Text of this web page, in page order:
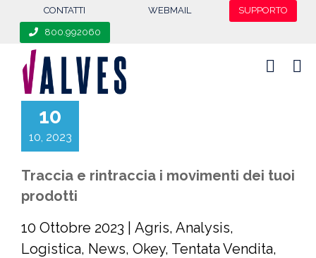
CONTATTI WEBMAIL SUPPORTO
800.992060
10
10, 2023
Traccia e rintraccia i movimenti dei tuoi
prodotti
10 Ottobre 2023
Agris, Analysis,
Logistica, News, Okey, Tentata Vendita,